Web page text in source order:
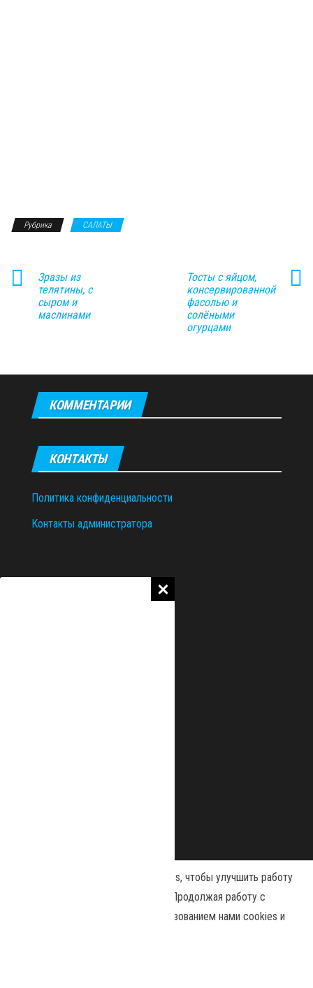
Рубрика САЛАТЫ
Зразы из
телятины, с
сыром и
маслинами
Тосты с яйцом,
консервированной
фасолью и
солёными
огурцами
КОММЕНТАРИИ
КОНТАКТЫ
Политика конфиденциальности
Контакты администратора
Наш сайт использует файлы cookies, чтобы улучшить работу
и повысить эффективность сайта. Продолжая работу с
сайтом, вы соглашаетесь с использованием нами cookies и